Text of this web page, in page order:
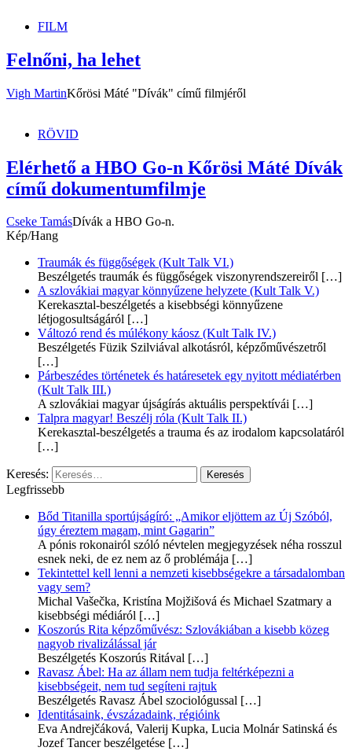
FILM
Felnőni, ha lehet
Vigh MartinKőrösi Máté "Dívák" című filmjéről
RÖVID
Elérhető a HBO Go-n Kőrösi Máté Dívák
című dokumentumfilmje
Cseke TamásDívák a HBO Go-n.
Kép/Hang
Traumák és függőségek (Kult Talk VI.)
Beszélgetés traumák és függőségek viszonyrendszereiről […]
A szlovákiai magyar könnyűzene helyzete (Kult Talk V.)
Kerekasztal-beszélgetés a kisebbségi könnyűzene
létjogosultságáról […]
Változó rend és múlékony káosz (Kult Talk IV.)
Beszélgetés Füzik Szilviával alkotásról, képzőművészetről
[…]
Párbeszédes történetek és határesetek egy nyitott médiatérben
(Kult Talk III.)
A szlovákiai magyar újságírás aktuális perspektívái […]
Talpra magyar! Beszélj róla (Kult Talk II.)
Kerekasztal-beszélgetés a trauma és az irodalom kapcsolatáról
[…]
Keresés:
Legfrissebb
Bőd Titanilla sportújságíró: „Amikor eljöttem az Új Szóból,
úgy éreztem magam, mint Gagarin”
A pónis rokonairól szóló névtelen megjegyzések néha rosszul
esnek neki, de ez nem az ő problémája […]
Tekintettel kell lenni a nemzeti kisebbségekre a társadalomban
vagy sem?
Michal Vašečka, Kristína Mojžišová és Michael Szatmary a
kisebbségi médiáról […]
Koszorús Rita képzőművész: Szlovákiában a kisebb közeg
nagyob rivalizálással jár
Beszélgetés Koszorús Ritával […]
Ravasz Ábel: Ha az állam nem tudja feltérképezni a
kisebbségeit, nem tud segíteni rajtuk
Beszélgetés Ravasz Ábel szociológussal […]
Identitásaink, évszázadaink, régióink
Eva Andrejčáková, Valerij Kupka, Lucia Molnár Satinská és
Jozef Tancer beszélgetése […]